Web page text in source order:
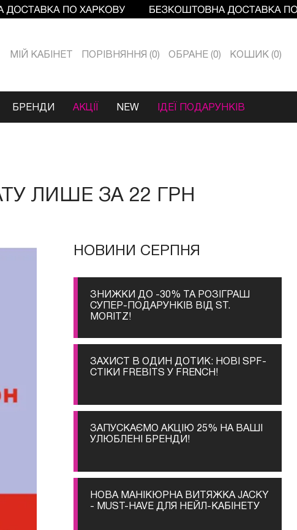
МIЙ КАБIНЕТ ПОРІВНЯННЯ 0 ОБРАНЕ 0 КОШИК 0
БРЕНДИ АКЦІЇ NEW ІДЕЇ ПОДАРУНКІВ
ЛИШЕ ЗА 22 ГРН
НОВИНИ СЕРПНЯ
ЗНИЖКИ ДО -30% ТА РОЗІГРАШ
СУПЕР-ПОДАРУНКІВ ВІД ST.
MORITZ!
ЗАХИСТ В ОДИН ДОТИК: НОВІ SPF-
СТІКИ FREBITS У FRENCH!
ЗАПУСКАЄМО АКЦІЮ 25% НА ВАШІ
УЛЮБЛЕНІ БРЕНДИ!
НОВА МАНІКЮРНА ВИТЯЖКА JACKY
- MUST-HAVE ДЛЯ НЕЙЛ-КАБІНЕТУ